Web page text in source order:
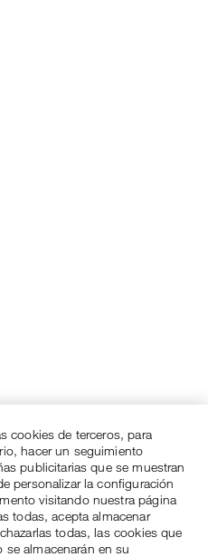
cookies de terceros, para
hacer un seguimiento
publicitarias que se muestran
personalizar la configuración
visitando nuestra página
todas, acepta almacenar
todas, las cookies que
almacenarán en su